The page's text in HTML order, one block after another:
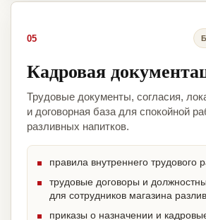
05
Кадровая
Трудовые документы, согласия,
и договорная база для спокойной
разливных напитков.
правила внутреннего трудового
трудовые договоры и
для сотрудников магазина
приказы о назначении и